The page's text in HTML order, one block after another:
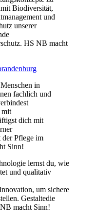
Biodiversität,
und
unserer
HS NB macht
in
fachlich und
mit
dich mit
der Pflege im
Sinn!
lernst du, wie
und qualitativ
um sichere
Gestaltedie
macht Sinn!